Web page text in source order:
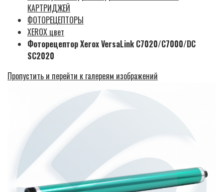
КАРТРИДЖЕЙ
ФОТОРЕЦЕПТОРЫ
XEROX цвет
Фоторецептор Xerox VersaLink C7020/C7000/DC
SC2020
Пропустить и перейти к галереям изображений